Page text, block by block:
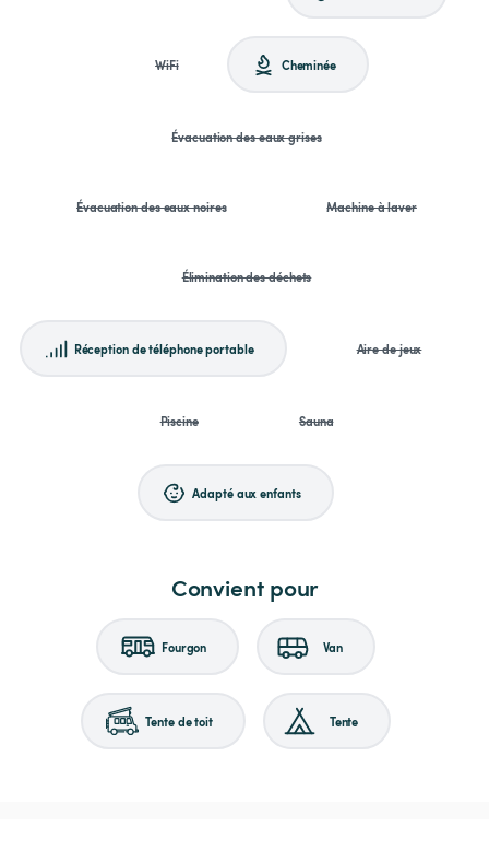
WiFi Cheminée
Évacuation des eaux grises
Évacuation des eaux noires Machine à laver
Élimination des déchets
Réception de téléphone portable Aire de jeux
Piscine Sauna
Adapté aux enfants
Convient pour
Fourgon Van
Tente de toit Tente